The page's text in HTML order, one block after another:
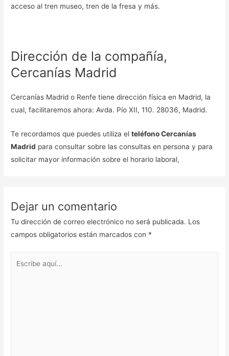
acceso al tren museo, tren de la fresa y más.
Dirección de la compañía,
Cercanías Madrid
Cercanías Madrid o Renfe tiene dirección física en Madrid, la
cual, facilitaremos ahora: Avda. Pío XII, 110. 28036, Madrid.
Te recordamos que puedes utiliza elteléfono Cercanías
Madrid para consultar sobre las consultas en persona y para
solicitar mayor información sobre el horario laboral,
Dejar un comentario
Tu dirección de correo electrónico no será publicada. Los
campos obligatorios están marcados con *